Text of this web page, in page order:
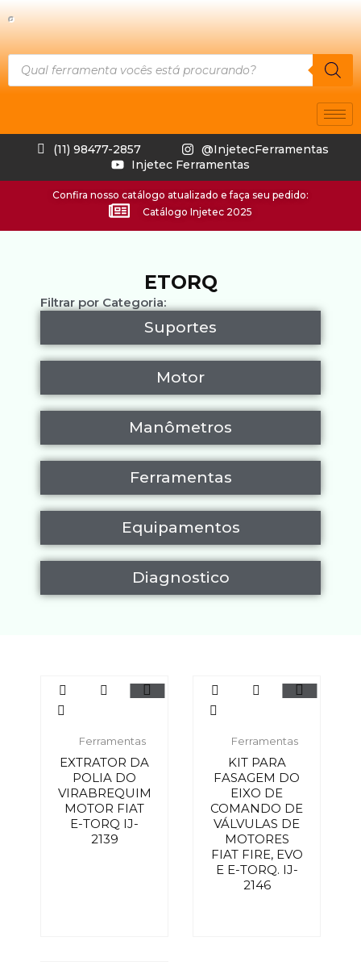
(11) 98477-2857
@InjetecFerramentas
Injetec Ferramentas
Confira nosso catálogo atualizado e faça seu pedido:
Catálogo Injetec 2025
ETORQ
Filtrar por Categoria:
Suportes
Motor
Manômetros
Ferramentas
Equipamentos
Diagnostico
Ferramentas
EXTRATOR DA
POLIA DO
VIRABREQUIM
MOTOR FIAT
E-TORQ IJ-
2139
Ferramentas
KIT PARA
FASAGEM DO
EIXO DE
COMANDO DE
VÁLVULAS DE
MOTORES
FIAT FIRE, EVO
E E-TORQ. IJ-
2146